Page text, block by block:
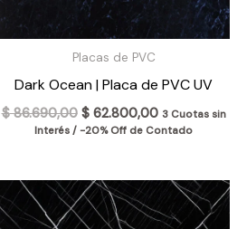
Placas de PVC
Dark Ocean | Placa de PVC UV
$86.690,00 $62.800,00 3 Cuotas sin
Interés / -20% Off de Contado